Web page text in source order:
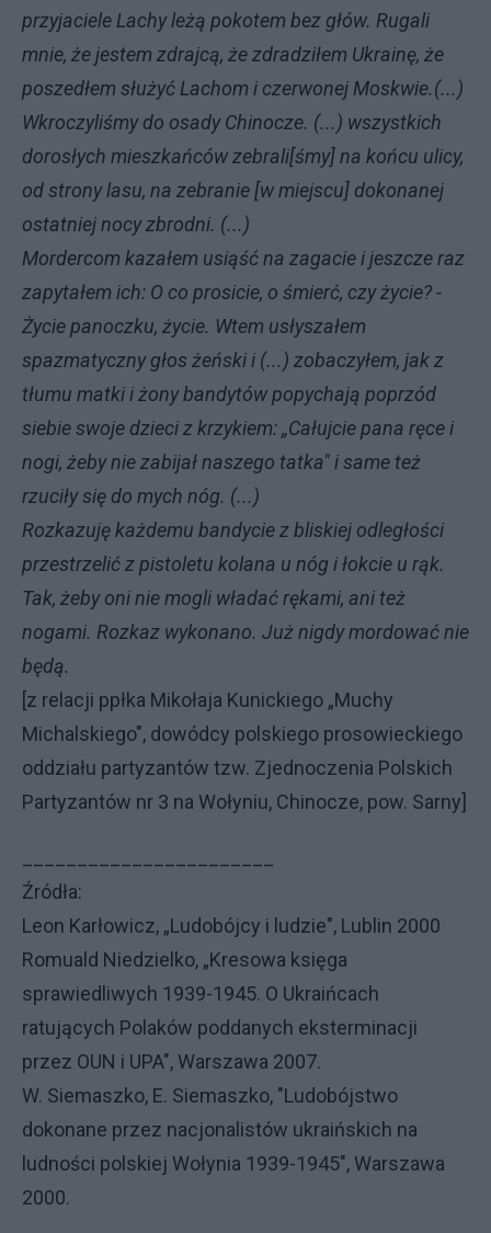
przyjaciele Lachy leżą pokotem bez głów. Rugali
mnie, że jestem zdrajcą, że zdradziłem Ukrainę, że
poszedłem służyć Lachom i czerwonej Moskwie.(...)
Wkroczyliśmy do osady Chinocze. (...) wszystkich
dorosłych mieszkańców zebrali[śmy] na końcu ulicy,
od strony lasu, na zebranie [w miejscu] dokonanej
ostatniej nocy zbrodni. (...)
Mordercom kazałem usiąść na zagacie i jeszcze raz
zapytałem ich: O co prosicie, o śmierć, czy życie? -
Życie panoczku, życie. Wtem usłyszałem
spazmatyczny głos żeński i (...) zobaczyłem, jak z
tłumu matki i żony bandytów popychają poprzód
siebie swoje dzieci z krzykiem: „Całujcie pana ręce i
nogi, żeby nie zabijał naszego tatka" i same też
rzuciły się do mych nóg. (...)
Rozkazuję każdemu bandycie z bliskiej odległości
przestrzelić z pistoletu kolana u nóg i łokcie u rąk.
Tak, żeby oni nie mogli władać rękami, ani też
nogami. Rozkaz wykonano. Już nigdy mordować nie
będą.
[z relacji ppłka Mikołaja Kunickiego „Muchy
Michalskiego", dowódcy polskiego prosowieckiego
oddziału partyzantów tzw. Zjednoczenia Polskich
Partyzantów nr 3 na Wołyniu, Chinocze, pow. Sarny]
Źródła:
Leon Karłowicz, „Ludobójcy i ludzie", Lublin 2000
Romuald Niedzielko, „Kresowa księga
sprawiedliwych 1939-1945. O Ukraińcach
ratujących Polaków poddanych eksterminacji
przez OUN i UPA", Warszawa 2007.
W. Siemaszko, E. Siemaszko, "Ludobójstwo
dokonane przez nacjonalistów ukraińskich na
ludności polskiej Wołynia 1939-1945", Warszawa
2000.